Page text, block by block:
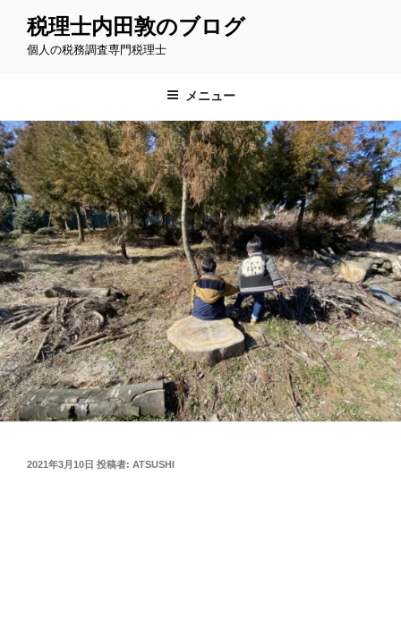
ス
キ
ッ
プ
税理士内田敦のブログ
個人の税務調査専門税理士
メニュー
投
2021年3月10日 投稿者: ATSUSHI